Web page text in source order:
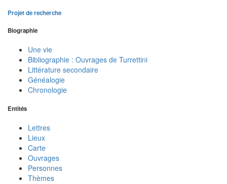
Projet de recherche
Biographie
Une vie
Bibliographie : Ouvrages de Turrettini
Littérature secondaire
Généalogie
Chronologie
Entités
Lettres
Lieux
Carte
Ouvrages
Personnes
Thèmes